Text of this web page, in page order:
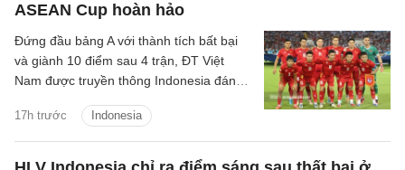
ASEAN Cup hoàn hảo
17h trước Indonesia
Đứng đầu bảng A với thành tích bất bại
và giành 10 điểm sau 4 trận, ĐT Việt
Nam được truyền thông Indonesia đánh
địch.